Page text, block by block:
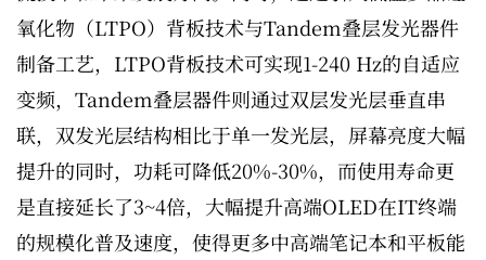
氧化物（LTPO）背板技术与Tandem叠层发光器件
制备工艺，LTPO背板技术可实现1-240 Hz的自适应
变频，Tandem叠层器件则通过双层发光层垂直串
联，双发光层结构相比于单一发光层，屏幕亮度大幅
提升的同时，功耗可降低20%-30%，而使用寿命更
是直接延长了3~4倍，大幅提升高端OLED在IT终端
的规模化普及速度，使得更多中高端笔记本和平板能